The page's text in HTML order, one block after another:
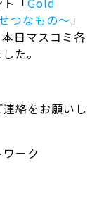
つなもの～」
日マスコミ各
た。
絡をお願いし
ーク